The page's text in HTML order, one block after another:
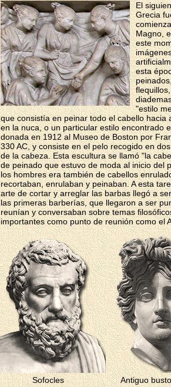
El
Grecia
Magno,
este
esta
"estilo
que consistía en peinar todo el cabello hacia
en la nuca, o un particular estilo encontrado
donada en 1912 al Museo de Boston por
330 AC, y consiste en el pelo recogido en
de la cabeza. Esta escultura se llamó "la
de peinado que estuvo de moda al inicio del
los hombres era también de cabellos
recortaban, enrulaban y peinaban. A esta
arte de cortar y arreglar las barbas llegó a
las primeras barberías, que llegaron a ser
reunían y conversaban sobre temas
importantes como punto de reunión como el
Sofocles Antiguo